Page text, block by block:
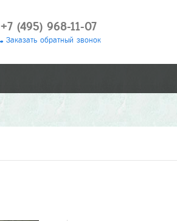
+7 (495) 968-11-07
Заказать обратный звонок